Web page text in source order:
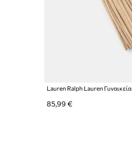
Lauren Ralph Lauren Γυναικεία
85,99 €